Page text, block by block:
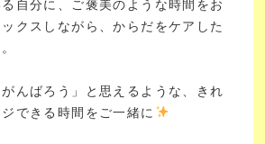
自分に、ご褒美のような時間をお
ックスしながら、からだをケアした
がんばろう」と思えるような、きれ
できる時間をご一緒に